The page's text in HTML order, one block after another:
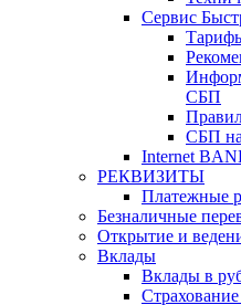
Сервис
СБП
СБП на
Internet
РЕКВИЗИТЫ
Платежные
Безналичные
Открытие и
Вклады
Вклады в